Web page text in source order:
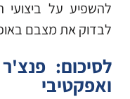
להשפיע על
לבדוק את מצבם
לסיכום:
ואפקטיבי